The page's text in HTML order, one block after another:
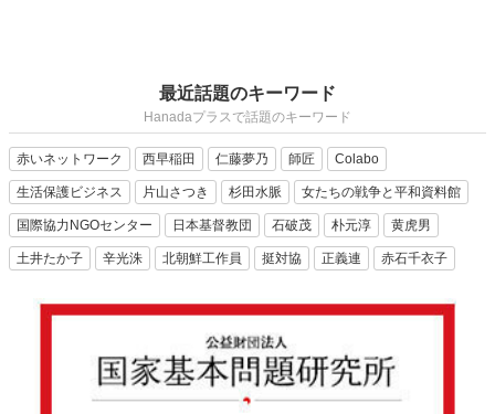
最近話題のキーワード
Hanadaプラスで話題のキーワード
赤いネットワーク 西早稲田 仁藤夢乃 師匠 Colabo
生活保護ビジネス 片山さつき 杉田水脈 女たちの戦争と平和資料館
国際協力NGOセンター 日本基督教団 石破茂 朴元淳 黄虎男
土井たか子 辛光洙 北朝鮮工作員 挺対協 正義連 赤石千衣子